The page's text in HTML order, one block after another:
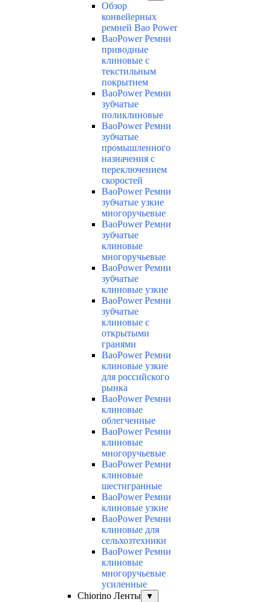
Обзор
конвейерных
ремней Bao Power
BaoPower Ремни
приводные
клиновые с
текстильным
покрытием
BaoPower Ремни
зубчатые
поликлиновые
BaoPower Ремни
зубчатые
промышленного
назначения с
переключением
скоростей
BaoPower Ремни
зубчатые узкие
многоручьевые
BaoPower Ремни
зубчатые
клиновые
многоручьевые
BaoPower Ремни
зубчатые
клиновые узкие
BaoPower Ремни
зубчатые
клиновые с
открытыми
гранями
BaoPower Ремни
клиновые узкие
для российского
рынка
BaoPower Ремни
клиновые
облегченные
BaoPower Ремни
клиновые
многоручьевые
BaoPower Ремни
клиновые
шестигранные
BaoPower Ремни
клиновые узкие
BaoPower Ремни
клиновые для
сельхозтехники
BaoPower Ремни
клиновые
многоручьевые
усиленные
Chiorino Ленты
▼